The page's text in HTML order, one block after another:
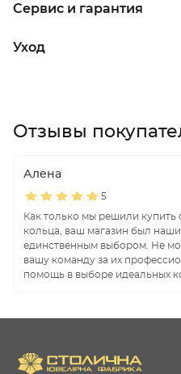
Сервис и гарантия
Уход
Отзывы
Алена
5
Как только мы решили купить
кольца, ваш магазин был
единственным выбором. Не
вашу команду за их
помощь в выборе идеальных